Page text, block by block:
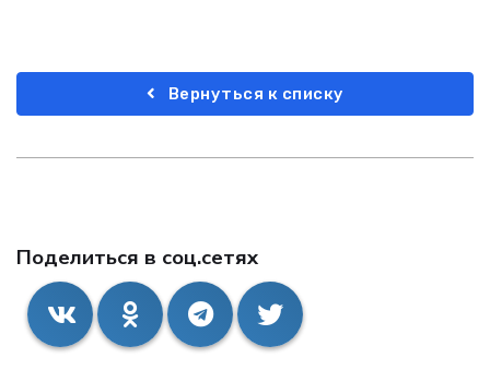
Поделиться в соц.сетях
Вернуться к списку